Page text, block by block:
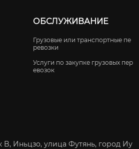
ОБСЛУЖИВАНИЕ
Грузовые или транспортные пе
ревозки
Услуги по закупке грузовых пер
евозок
B, Иньцзо, улица Футянь, город Иу